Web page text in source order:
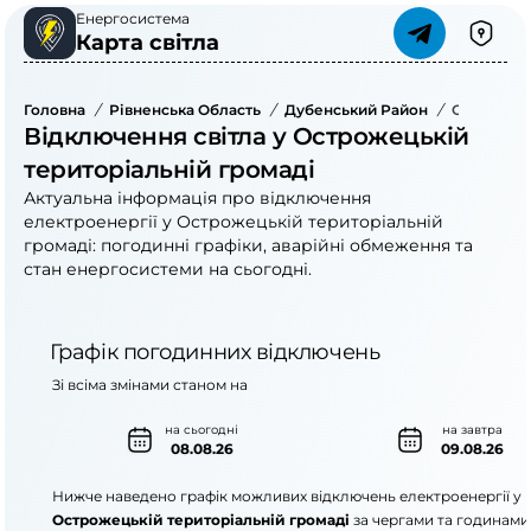
Енергосистема
Карта світла
Головна / Рівненська Область / Дубенський Район /
Відключення світла у Острожецькій
територіальній громаді
Актуальна інформація про відключення
електроенергії у Острожецькій територіальній
громаді: погодинні графіки, аварійні обмеження та
стан енергосистеми на сьогодні.
Графік погодинних відключень
на сьогодні
08.08.26
на завтра
09.08.26
Зі всіма змінами станом на
Нижче наведено графік можливих відключень електроенергії у
Острожецькій територіальній громаді за чергами та